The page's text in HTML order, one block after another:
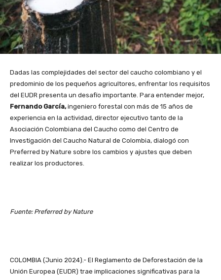
Dadas las complejidades del sector del caucho colombiano y el
predominio de los pequeños agricultores, enfrentar los requisitos
del EUDR presenta un desafío importante. Para entender mejor,
Fernando García,ingeniero forestal con más de 15 años de
experiencia en la actividad, director ejecutivo tanto de la
Asociación Colombiana del Caucho como del Centro de
Investigación del Caucho Natural de Colombia, dialogó con
Preferred by Nature sobre los cambios y ajustes que deben
realizar los productores.
Fuente: Preferred by Nature
COLOMBIA (Junio 2024).- El Reglamento de Deforestación de la
Unión Europea (EUDR) trae implicaciones significativas para la